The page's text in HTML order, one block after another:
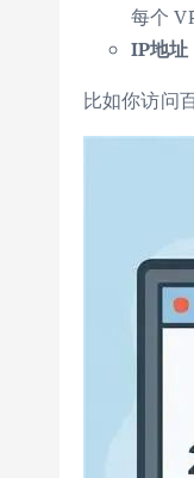
每个
IP地址
比如你访问